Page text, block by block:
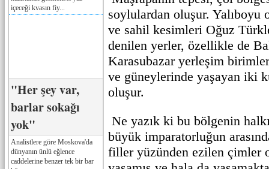
içeceği kvasın fiy...
"Her şey var,
barlar sokağı
yok"
Analistlere göre Moskova'da
dünyanın ünlü eğlence
caddelerine benzer tek bir bar
soylulardan oluşur. Yalıboyu
ve sahil kesimleri Oğuz
denilen yerler, özellikle de
Karasubazar yerleşim
ve güneylerinde yaşayan iki
oluşur.
Ne yazık ki bu bölgenin
büyük imparatorluğun
filler yüzünden ezilen çimler